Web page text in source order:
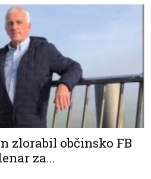
zlorabil občinsko FB
za...